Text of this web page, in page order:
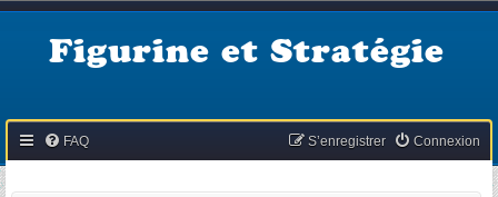
Figurine et Stratégie
FAQ Connexion
S’enregistrer